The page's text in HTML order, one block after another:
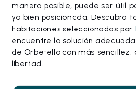
manera posible, puede ser útil
ya bien posicionada. Descubra
habitaciones seleccionadas por
encuentre la solución
de Orbetello con más sencillez,
libertad.